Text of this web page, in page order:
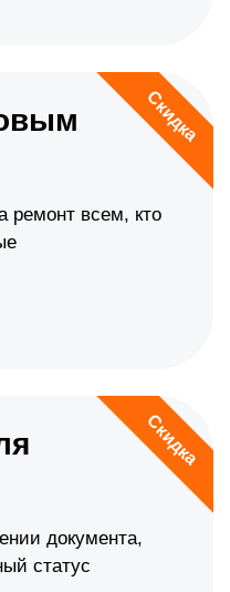
Скидка
ремонт всем, кто
Скидка
документа,
статус